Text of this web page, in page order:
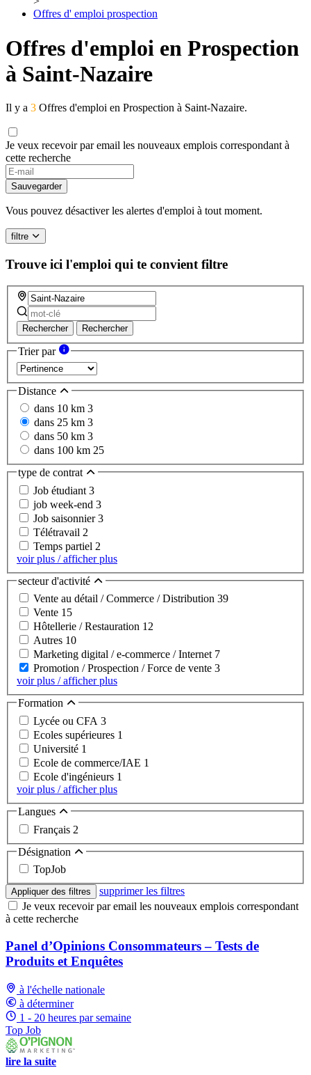
Offres d' emploi prospection
Offres d'emploi en Prospection
à Saint-Nazaire
Il y a 3 Offres d'emploi en Prospection à Saint-Nazaire.
Je veux recevoir par email les nouveaux emplois correspondant à
cette recherche
Sauvegarder
Vous pouvez désactiver les alertes d'emploi à tout moment.
filtre
Trouve ici l'emploi qui te convient filtre
Rechercher Rechercher
Trier par
Distance
dans 10 km 3
dans 25 km 3
dans 50 km 3
dans 100 km 25
type de contrat
Job étudiant 3
job week-end 3
Job saisonnier3
Télétravail 2
Temps partiel 2
voir plus / afficher plus
secteur d'activité
Vente au détail / Commerce / Distribution 39
Vente 15
Hôtellerie / Restauration 12
Autres 10
Marketing digital / e-commerce / Internet 7
Promotion / Prospection / Force de vente 3
voir plus / afficher plus
Formation
Lycée ou CFA 3
Ecoles supérieures 1
Université 1
Ecole de commerce/IAE 1
Ecole d'ingénieurs 1
voir plus / afficher plus
Langues
Français 2
Désignation
TopJob
Appliquer des filtres
supprimer les filtres
Je veux recevoir par email les nouveaux emplois correspondant
à cette recherche
Panel d’Opinions Consommateurs – Tests de
Produits et Enquêtes
à l'échelle nationale
à déterminer
1 - 20 heures par semaine
Top Job
lire la suite